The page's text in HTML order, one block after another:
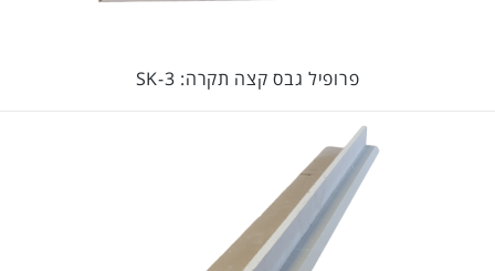
פרופיל גבס קצה תקרה: SK-3